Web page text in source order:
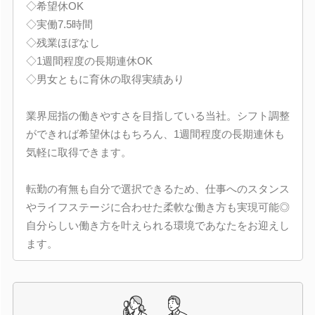
◇希望休OK
◇実働7.5時間
◇残業ほぼなし
◇1週間程度の長期連休OK
◇男女ともに育休の取得実績あり
業界屈指の働きやすさを目指している当社。シフト調整
ができれば希望休はもちろん、1週間程度の長期連休も
気軽に取得できます。
転勤の有無も自分で選択できるため、仕事へのスタンス
やライフステージに合わせた柔軟な働き方も実現可能◎
自分らしい働き方を叶えられる環境であなたをお迎えし
ます。